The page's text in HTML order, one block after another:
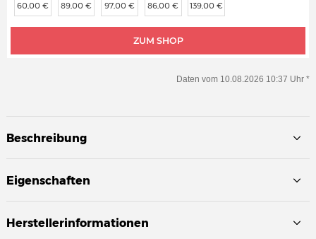
ZUM SHOP
60,00 € 89,00 € 97,00 € 86,00 € 139,00 €
Daten vom 10.08.2026 10:37 Uhr *
Beschreibung
Eigenschaften
Herstellerinformationen